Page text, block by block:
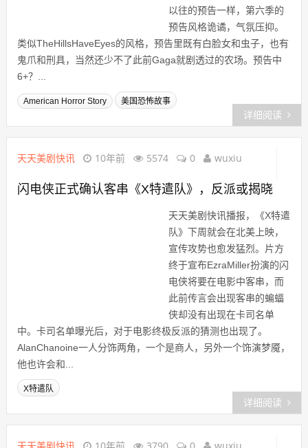
以往的预告一样，第六季的
预告风格诡谲，气氛压抑。
类似TheHillsHaveEyes的风格，预告里既有白脸女和虫子，也有
鬼爪和刑具，当然还少不了此前Gaga就剧透过的农场。预告中
6+？...
American Horror Story 美国恐怖故事
详细阅读
天天美剧快讯 10年前 5574 0 wuxiu
闪电侠正式确认客串《X特遣队》，反派或揭晓
天天美剧快讯播报，《X特遣
队》下周就会在北美上映，
宣传攻势也愈发猛烈。片方
终于宣布EzraMiller扮演的闪
电侠将要在电影中客串，而
此前传言会出现客串的蝙蝠
侠却没有出现在卡司名单
中。卡司名单曝光后，对于电影终极反派的猜测也出现了。
AlanChanoine一人分饰两角，一个是商人，另外一个饰演梦魇，
他也许会和...
X特遣队
详细阅读